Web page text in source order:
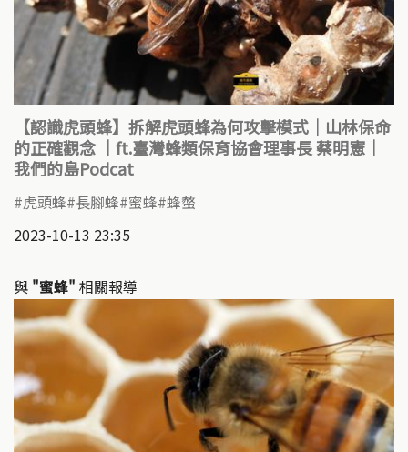
【認識虎頭蜂】拆解虎頭蜂為何攻擊模式｜山林保命
的正確觀念 ｜ft.臺灣蜂類保育協會理事長 蔡明憲｜
我們的島Podcat
虎頭蜂 長腳蜂 蜜蜂 蜂螫
2023-10-13 23:35
與 "蜜蜂" 相關報導